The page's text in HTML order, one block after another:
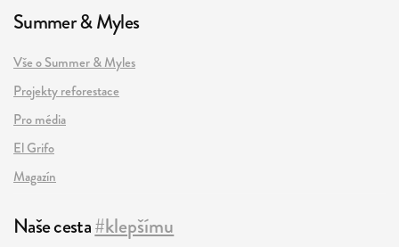
Summer & Myles
Vše o Summer & Myles
Projekty reforestace
Pro média
El Grifo
Magazín
Naše cesta#klepšímu